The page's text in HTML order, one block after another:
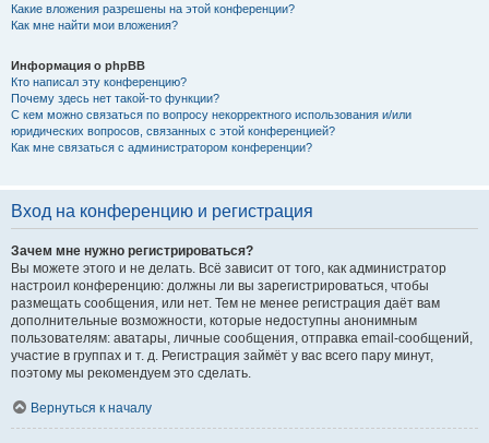
Какие вложения разрешены на этой конференции?
Как мне найти мои вложения?
Информация о phpBB
Кто написал эту конференцию?
Почему здесь нет такой-то функции?
С кем можно связаться по вопросу некорректного использования и/или
юридических вопросов, связанных с этой конференцией?
Как мне связаться с администратором конференции?
Вход на конференцию и регистрация
Зачем мне нужно регистрироваться?
Вы можете этого и не делать. Всё зависит от того, как администратор
настроил конференцию: должны ли вы зарегистрироваться, чтобы
размещать сообщения, или нет. Тем не менее регистрация даёт вам
дополнительные возможности, которые недоступны анонимным
пользователям: аватары, личные сообщения, отправка email-сообщений,
участие в группах и т. д. Регистрация займёт у вас всего пару минут,
поэтому мы рекомендуем это сделать.
Вернуться к началу